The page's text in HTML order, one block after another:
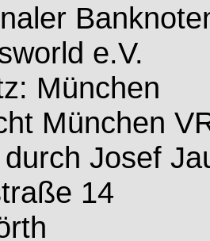
e.V.
München
München
Josef
14